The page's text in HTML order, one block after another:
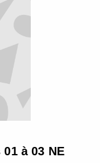
à 03 NE